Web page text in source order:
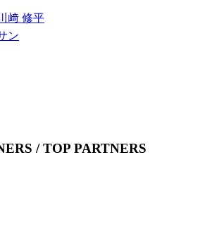
﨑 修平
ン
/ TOP PARTNERS